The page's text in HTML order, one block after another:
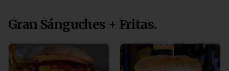
Gran Sánguches + Fritas.